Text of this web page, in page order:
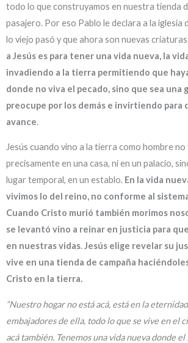
todo lo que construyamos en nuestra tienda
pasajero. Por eso Pablo le declara a la
lo viejo pasó y que ahora son nuevas
a Jesús es para tener una vida nueva, la
invadiendo a la tierra permitiendo que
donde no viva el pecado, sino que sea una
preocupe por los demás e invirtiendo para
avance.
Jesús cuando vino a la tierra como hombre no
precisamente en una casa, ni en un palacio,
lugar temporal, en un establo. En la vida
vivimos lo del reino, no conforme al
Cuando Cristo murió también morimos
se levantó vino a reinar en justicia para
en nuestras vidas.Jesús elige revelar su
vive en una tienda de campaña
Cristo en la tierra.
“Nuestro hogar no está acá, está en la
embajadores de ella, todo lo que se vive en el
acá también. Tenemos una vida nueva donde